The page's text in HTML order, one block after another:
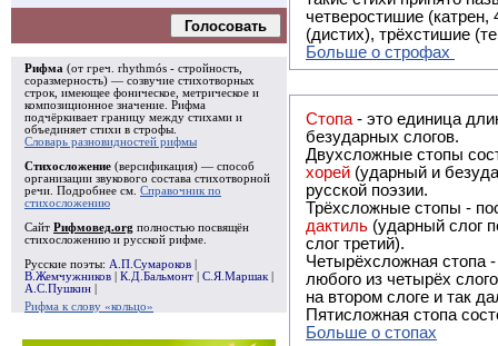
Голосовать
Рифма (от греч. rhythmós - стройность,
соразмерность) — созвучие стихотворных
строк, имеющее фоническое, метрическое и
композиционное значение. Рифма
подчёркивает границу между стихами и
объединяет стихи в строфы
Словарь разновидностей рифмы
Стихосложение (версификация) — способ
организации звукового состава стихотворной
речи. Подробнее см. Справочник по
стихосложению
Сайт Рифмовед.org полностью посвящён
стихосложению и русской рифме.
Русские поэты: А.П.Сумароков
В.Жемчужников
К.Д.Бальмонт С.Я.Маршак
А.С.Пушкин
Рифма к слову «кольцо»
четверостишие
(дистих), трёхстишие
Больше о строфах
Стопа - это единица
безударных слогов.
Двухсложные стопы
хорей (ударный и
русской поэзии.
Трёхсложные стопы -
дактиль (ударный слог
слог третий).
Четырёхсложная стопа
любого из четырёх
на втором слоге и так
Пятисложная стопа
Больше о стопах